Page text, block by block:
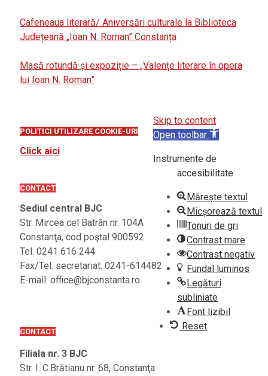
Cafeneaua literară/ Aniversări culturale la Biblioteca
Județeană „Ioan N. Roman” Constanța
Masă rotundă și expoziție – „Valențe literare în opera
lui Ioan N. Roman”
POLITICI UTILIZARE COOKIE-URI
Click aici
CONTACT
Sediul central BJC
Str. Mircea cel Batrân nr. 104A
Constanţa, cod poştal 900592
Tel. 0241 616 244
Fax/Tel. secretariat: 0241-614482
E-mail: office@bjconstanta.ro
CONTACT
Filiala nr. 3 BJC
Str. I. C.Brătianu nr. 68, Constanţa
Skip to content
Open toolbar
Instrumente de
accesibilitate
Mărește textul
Micșorează textul
Tonuri de gri
Contrast mare
Contrast negativ
Fundal luminos
Legături
subliniate
Font lizibil
Reset